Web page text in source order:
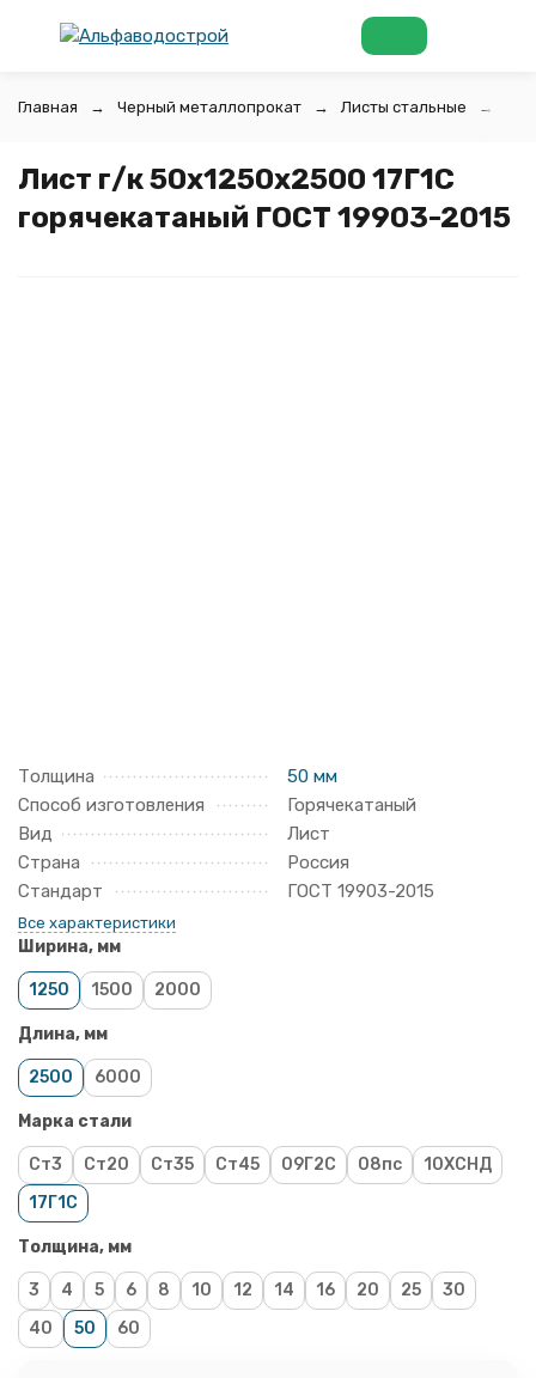
Главная Черный металлопрокат Листы стальные
Лист г/к 50х1250x2500 17Г1С
горячекатаный ГОСТ 19903-2015
Толщина
50 мм
Способ изготовления
Горячекатаный
Вид
Лист
Страна
Россия
Стандарт
ГОСТ 19903-2015
Все характеристики
Ширина, мм
1250 1500 2000
Длина, мм
2500 6000
Марка стали
Ст3 Ст20 Ст35 Ст45 09Г2С 08пс
10ХСНД
17Г1С
Толщина, мм
3 4 5 6 8 10 12 14 16 20 25
30
40
50 60